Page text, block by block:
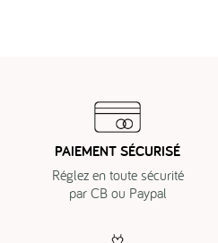
PAIEMENT SÉCURISÉ
Réglez en toute sécurité
par CB ou Paypal